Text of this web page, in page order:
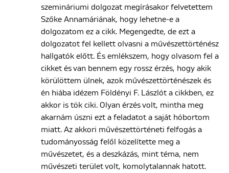
szemináriumi dolgozat megírásakor felvetettem
Szőke Annamáriának, hogy lehetne-e a
dolgozatom ez a cikk. Megengedte, de ezt a
dolgozatot fel kellett olvasni a művészettörténész
hallgatók előtt. És emlékszem, hogy olvasom fel a
cikket és van bennem egy rossz érzés, hogy akik
körülöttem ülnek, azok művészettörténészek és
én hiába idézem Földényi F. Lászlót a cikkben, ez
akkor is tök ciki. Olyan érzés volt, mintha meg
akarnám úszni ezt a feladatot a saját hóbortom
miatt. Az akkori művészettörténeti felfogás a
tudományosság felől közelítette meg a
művészetet, és a deszkázás, mint téma, nem
művészeti terület volt, komolytalannak hatott.